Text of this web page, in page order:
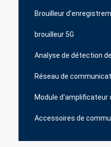
Brouilleur
brouilleur 5G
Analyse de détection
Réseau de
Module d'amplificateur
Accessoires de